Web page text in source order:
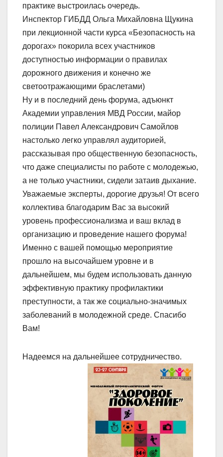
практике выстроилась очередь.
Инспектор ГИБДД Ольга Михайловна Щукина
при лекционной части курса «Безопасность на
дорогах» покорила всех участников
доступностью информации о правилах
дорожного движения и конечно же
светоотражающими браслетами)
Ну и в последний день форума, адъюнкт
Академии управления МВД России, майор
полиции Павел Александрович Самойлов
настолько легко управлял аудиторией,
рассказывая про общественную безопасность,
что даже специалисты по работе с молодежью,
а не только участники, сидели затаив дыхание.
Уважаемые эксперты, дорогие друзья! От всего
коллектива благодарим Вас за высокий
уровень профессионализма и ваш вклад в
организацию и проведение нашего форума!
Именно с вашей помощью мероприятие
прошло на высочайшем уровне и в
дальнейшем, мы будем использовать данную
эффективную практику профилактики
преступности, а так же социально-значимых
заболеваний в молодежной среде. Спасибо
Вам!
Надеемся на дальнейшее сотрудничество.